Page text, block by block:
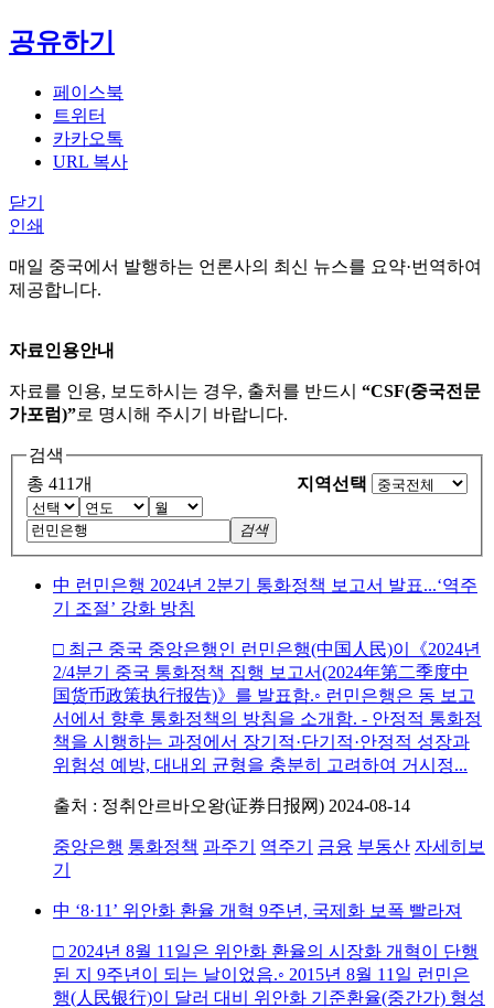
공유하기
페이스북
트위터
카카오톡
URL 복사
닫기
인쇄
매일 중국에서 발행하는 언론사의 최신 뉴스를 요약·번역하여
제공합니다.
자료인용안내
자료를 인용, 보도하시는 경우, 출처를 반드시 “CSF(중국전문
가포럼)”로 명시해 주시기 바랍니다.
검색
지역선택
총 411개
검색
中 런민은행 2024년 2분기 통화정책 보고서 발표...‘역주
기 조절’ 강화 방침
□ 최근 중국 중앙은행인 런민은행(中国人民)이《2024년
2/4분기 중국 통화정책 집행 보고서(2024年第二季度中
国货币政策执行报告)》를 발표함.◦ 런민은행은 동 보고
서에서 향후 통화정책의 방침을 소개함. - 안정적 통화정
책을 시행하는 과정에서 장기적·단기적·안정적 성장과
위험성 예방, 대내외 균형을 충분히 고려하여 거시정...
출처 : 정취안르바오왕(证券日报网) 2024-08-14
중앙은행 통화정책 과주기 역주기 금융 부동산 자세히보
기
中 ‘8·11’ 위안화 환율 개혁 9주년, 국제화 보폭 빨라져
□ 2024년 8월 11일은 위안화 환율의 시장화 개혁이 단행
된 지 9주년이 되는 날이었음.◦ 2015년 8월 11일 런민은
행(人民银行)이 달러 대비 위안화 기준환율(중간가) 형성